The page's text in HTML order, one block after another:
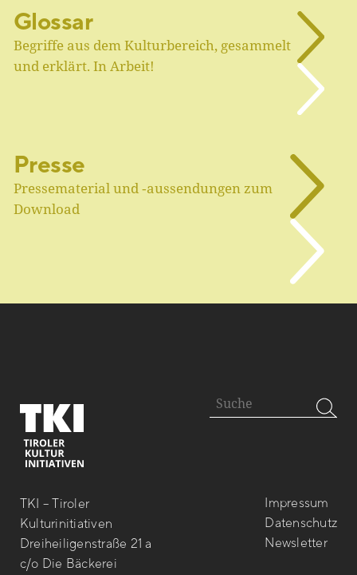
Glossar
Begriffe aus dem Kulturbereich, gesammelt
und erklärt. In Arbeit!
Presse
Pressematerial und ‑aussendungen zum
Download
TKI – Tiroler
Kulturinitiativen
Dreiheiligenstraße 21 a
c/o Die Bäckerei
Impressum
Datenschutz
Newsletter